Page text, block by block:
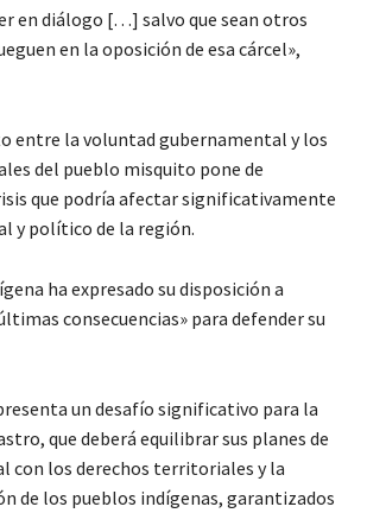
en diálogo […] salvo que sean otros
en la oposición de esa cárcel»,
entre la voluntad gubernamental y los
del pueblo misquito pone de
que podría afectar significativamente
y político de la región.
ha expresado su disposición a
consecuencias» para defender su
un desafío significativo para la
que deberá equilibrar sus planes de
con los derechos territoriales y la
de los pueblos indígenas, garantizados